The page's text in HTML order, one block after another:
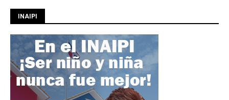
INAIPI